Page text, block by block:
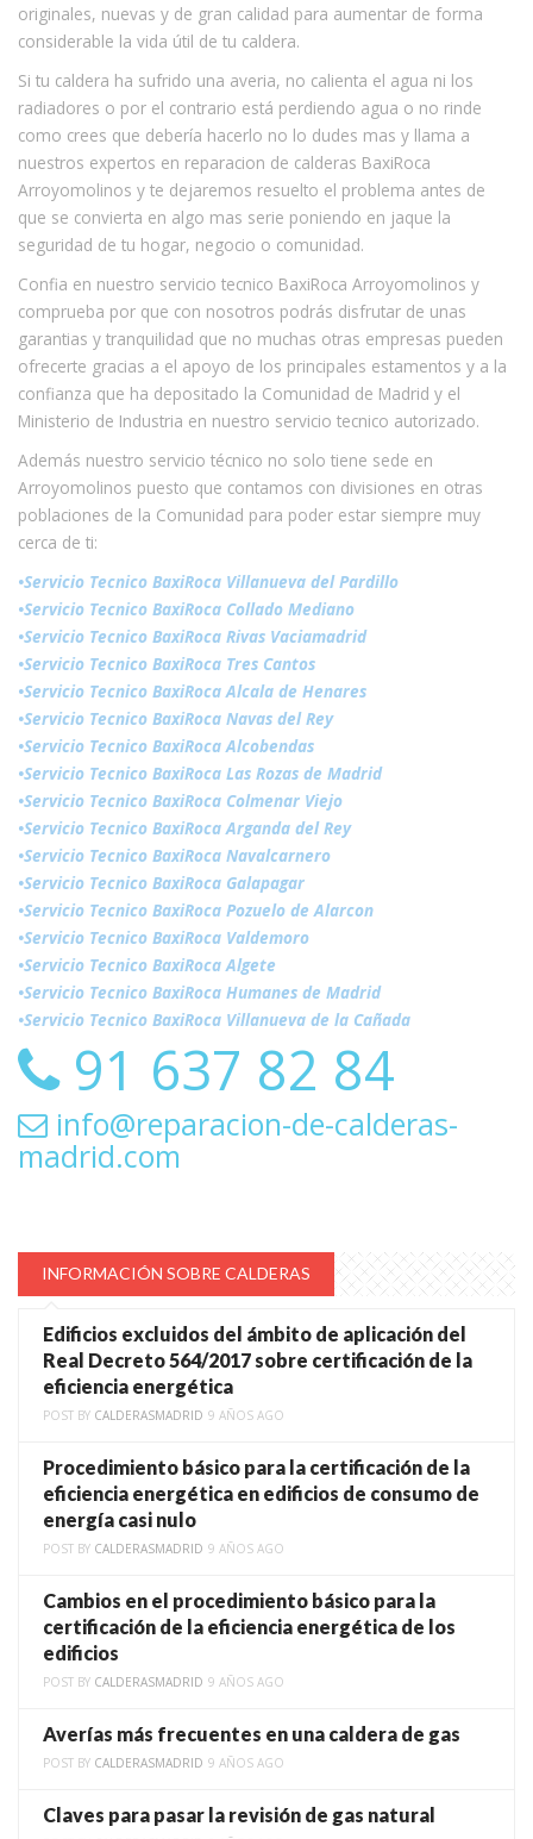
originales, nuevas y de gran calidad para aumentar de forma
considerable la vida útil de tu caldera.
Si tu caldera ha sufrido una averia, no calienta el agua ni los
radiadores o por el contrario está perdiendo agua o no rinde
como crees que debería hacerlo no lo dudes mas y llama a
nuestros expertos en reparacion de calderas BaxiRoca
Arroyomolinos y te dejaremos resuelto el problema antes de
que se convierta en algo mas serie poniendo en jaque la
seguridad de tu hogar, negocio o comunidad.
Confia en nuestro servicio tecnico BaxiRoca Arroyomolinos y
comprueba por que con nosotros podrás disfrutar de unas
garantias y tranquilidad que no muchas otras empresas pueden
ofrecerte gracias a el apoyo de los principales estamentos y a la
confianza que ha depositado la Comunidad de Madrid y el
Ministerio de Industria en nuestro servicio tecnico autorizado.
Además nuestro servicio técnico no solo tiene sede en
Arroyomolinos puesto que contamos con divisiones en otras
poblaciones de la Comunidad para poder estar siempre muy
cerca de ti:
•Servicio Tecnico BaxiRoca Villanueva del Pardillo
•Servicio Tecnico BaxiRoca Collado Mediano
•Servicio Tecnico BaxiRoca Rivas Vaciamadrid
•Servicio Tecnico BaxiRoca Tres Cantos
•Servicio Tecnico BaxiRoca Alcala de Henares
•Servicio Tecnico BaxiRoca Navas del Rey
•Servicio Tecnico BaxiRoca Alcobendas
•Servicio Tecnico BaxiRoca Las Rozas de Madrid
•Servicio Tecnico BaxiRoca Colmenar Viejo
•Servicio Tecnico BaxiRoca Arganda del Rey
•Servicio Tecnico BaxiRoca Navalcarnero
•Servicio Tecnico BaxiRoca Galapagar
•Servicio Tecnico BaxiRoca Pozuelo de Alarcon
•Servicio Tecnico BaxiRoca Valdemoro
•Servicio Tecnico BaxiRoca Algete
•Servicio Tecnico BaxiRoca Humanes de Madrid
•Servicio Tecnico BaxiRoca Villanueva de la Cañada
91 637 82 84
info@reparacion-de-calderas-
madrid.com
INFORMACIÓN SOBRE CALDERAS
Edificios excluidos del ámbito de aplicación del
Real Decreto 564/2017 sobre certificación de la
eficiencia energética
POST BY CALDERASMADRID 9 AÑOS AGO
Procedimiento básico para la certificación de la
eficiencia energética en edificios de consumo de
energía casi nulo
POST BY CALDERASMADRID 9 AÑOS AGO
Cambios en el procedimiento básico para la
certificación de la eficiencia energética de los
edificios
POST BY CALDERASMADRID 9 AÑOS AGO
Averías más frecuentes en una caldera de gas
POST BY CALDERASMADRID 9 AÑOS AGO
Claves para pasar la revisión de gas natural